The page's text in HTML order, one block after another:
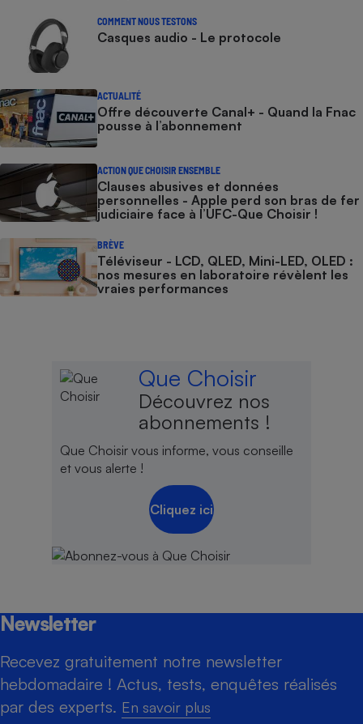
COMMENT NOUS TESTONS
Casques audio - Le protocole
ACTUALITÉ
Offre découverte Canal+ - Quand la Fnac
pousse à l’abonnement
ACTION QUE CHOISIR ENSEMBLE
Clauses abusives et données
personnelles - Apple perd son bras de fer
judiciaire face à l’UFC-Que Choisir !
BRÈVE
Téléviseur - LCD, QLED, Mini-LED, OLED :
nos mesures en laboratoire révèlent les
vraies performances
Que Choisir
Découvrez nos
abonnements !
Que Choisir vous informe, vous conseille
et vous alerte !
Cliquez ici
Newsletter
Recevez gratuitement notre newsletter
hebdomadaire ! Actus, tests, enquêtes réalisés
par des experts. En savoir plus